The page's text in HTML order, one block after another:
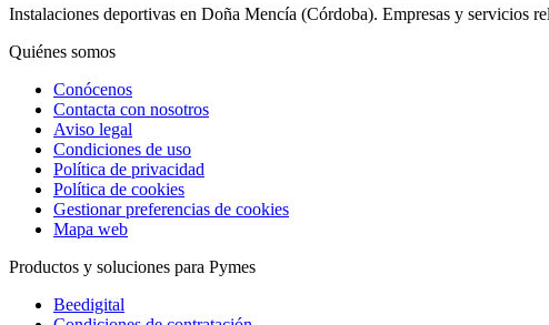
Instalaciones deportivas en Doña Mencía (Córdoba). Empresas y servicios
Quiénes somos
Conócenos
Contacta con nosotros
Aviso legal
Condiciones de uso
Política de privacidad
Política de cookies
Gestionar preferencias de cookies
Mapa web
Productos y soluciones para Pymes
Beedigital